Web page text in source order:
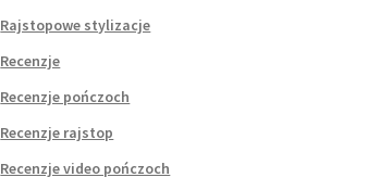
Rajstopowe stylizacje
Recenzje
Recenzje pończoch
Recenzje rajstop
Recenzje video pończoch